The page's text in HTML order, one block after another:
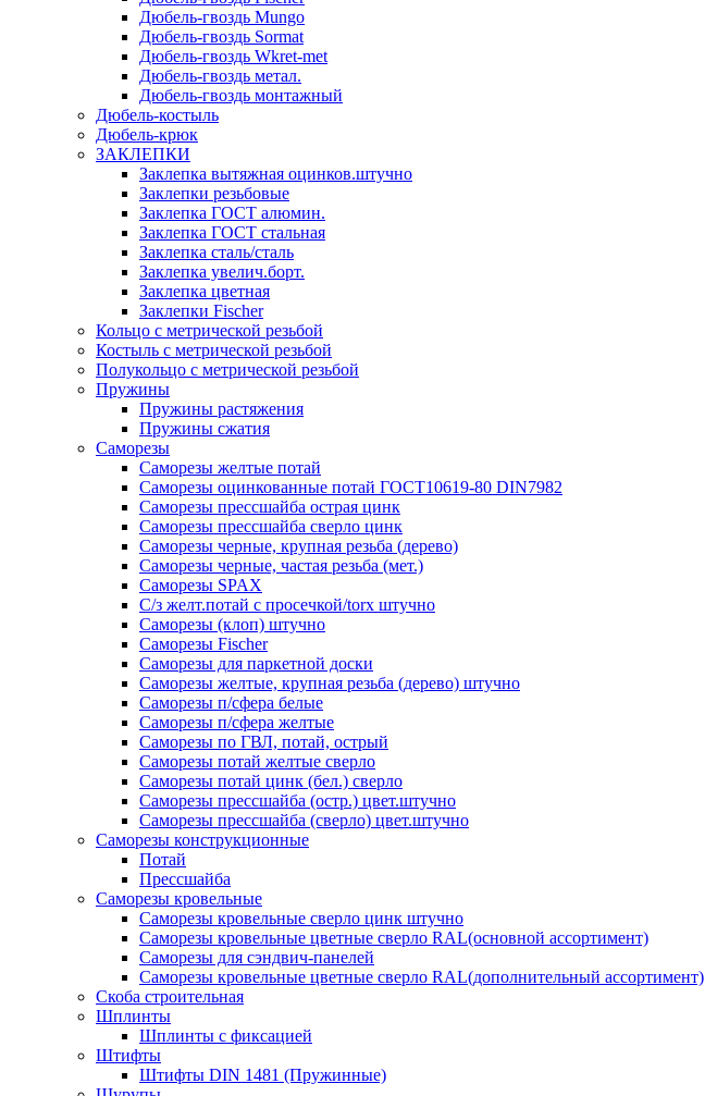
Дюбель-гвоздь Mungo
Дюбель-гвоздь Sormat
Дюбель-гвоздь Wkret-met
Дюбель-гвоздь метал.
Дюбель-гвоздь монтажный
Дюбель-костыль
Дюбель-крюк
ЗАКЛЕПКИ
Заклепка вытяжная оцинков.штучно
Заклепки резьбовые
Заклепка ГОСТ алюмин.
Заклепка ГОСТ стальная
Заклепка сталь/сталь
Заклепка увелич.борт.
Заклепка цветная
Заклепки Fischer
Кольцо с метрической резьбой
Костыль с метрической резьбой
Полукольцо с метрической резьбой
Пружины
Пружины растяжения
Пружины сжатия
Саморезы
Саморезы желтые потай
Саморезы оцинкованные потай ГОСТ10619-80 DIN7982
Саморезы прессшайба острая цинк
Саморезы прессшайба сверло цинк
Саморезы черные, крупная резьба (дерево)
Саморезы черные, частая резьба (мет.)
Cаморезы SPAX
С/з желт.потай с просечкой/torx штучно
Саморезы (клоп) штучно
Саморезы Fischer
Саморезы для паркетной доски
Саморезы желтые, крупная резьба (дерево) штучно
Саморезы п/сфера белые
Саморезы п/сфера желтые
Саморезы по ГВЛ, потай, острый
Саморезы потай желтые сверло
Саморезы потай цинк (бел.) сверло
Саморезы прессшайба (остр.) цвет.штучно
Саморезы прессшайба (сверло) цвет.штучно
Саморезы конструкционные
Потай
Прессшайба
Саморезы кровельные
Саморезы кровельные сверло цинк штучно
Саморезы кровельные цветные сверло RAL(основной ассортимент)
Саморезы для сэндвич-панелей
Саморезы кровельные цветные сверло RAL(дополнительный ассортимент)
Скоба строительная
Шплинты
Шплинты с фиксацией
Штифты
Штифты DIN 1481 (Пружинные)